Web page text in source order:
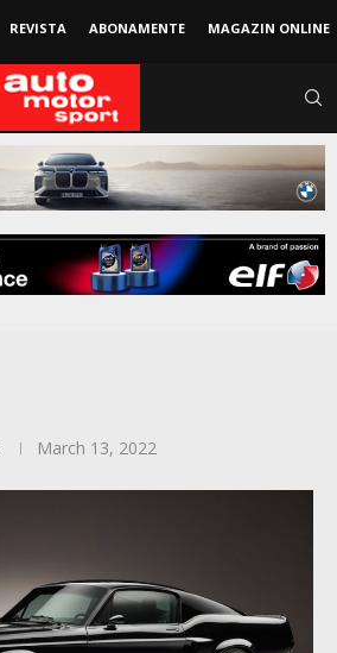
REVISTA ABONAMENTE MAGAZIN ONLINE
March 13, 2022